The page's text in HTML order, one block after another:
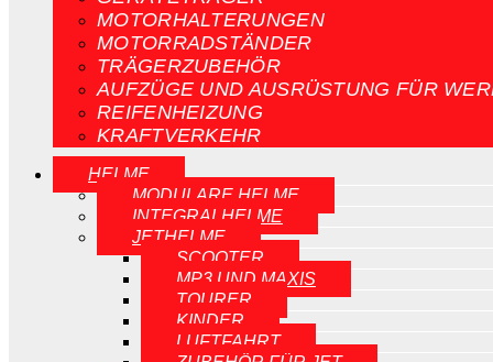
MOTORHALTERUNGEN
MOTORRADSTÄNDER
TRÄGERZUBEHÖR
AUFZÜGE UND AUSRÜSTUNG FÜR
REIFENHEIZUNG
KRAFTVERKEHR
HELME
MODULARE HELME
INTEGRALHELME
JETHELME
SCOOTER
MP3 UND MAXIS
TOURER
KINDER
LUFTFAHRT